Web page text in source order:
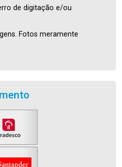
de digitação e/ou
Fotos meramente